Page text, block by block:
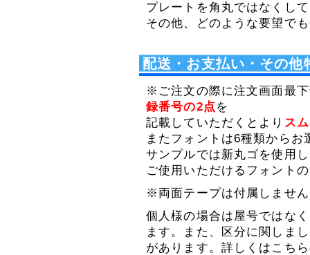
プレートを角丸ではなく
その他、どのような要望で
配送・お支払い・その他
※ご注文の際に注文画面最
録番号の2点 を
記載していただくとより ス
またフォントは6種類からお
サンプルでは新丸ゴを使用
ご使用いただけるフォント
※両面テープは付属しませ
個人様の場合は屋号ではな
ます。また、区分に関しま
があります。詳しくはこち